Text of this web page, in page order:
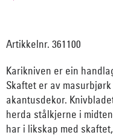
Artikkelnr. 361100
Karikniven er ein
Skaftet er av
akantusdekor.
herda stålkjerne i
har i likskap med